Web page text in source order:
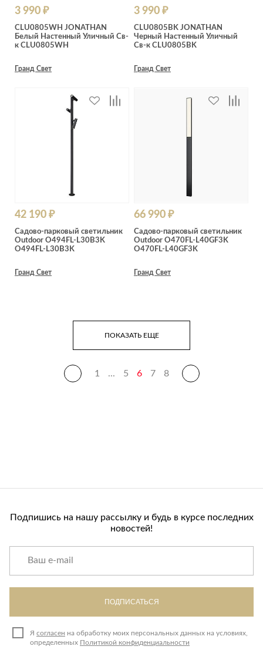
3 990 ₽
CLU0805WH JONATHAN
Белый Настенный Уличный Св-
к CLU0805WH
Гранд Свет
3 990 ₽
CLU0805BK JONATHAN
Черный Настенный Уличный
Св-к CLU0805BK
Гранд Свет
42 190 ₽
Садово-парковый светильник
Outdoor O494FL-L30B3K
O494FL-L30B3K
Гранд Свет
66 990 ₽
Садово-парковый светильник
Outdoor O470FL-L40GF3K
O470FL-L40GF3K
Гранд Свет
ПОКАЗАТЬ ЕЩЕ
1 ... 5 6 7 8
Подпишись на нашу рассылку и будь в курсе последних
новостей!
ПОДПИСАТЬСЯ
Я согласен на обработку моих персональных данных на условиях,
определенных Политикой конфиденциальности